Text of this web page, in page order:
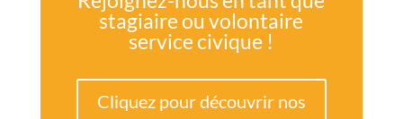
stagiaire ou volontaire
service civique !
Cliquez pour découvrir nos